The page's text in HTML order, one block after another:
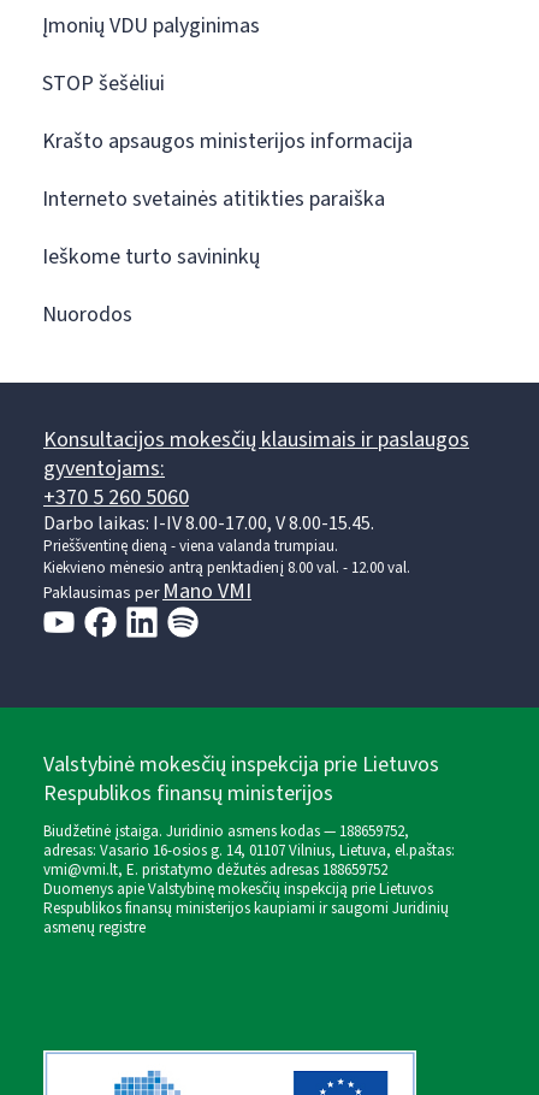
Įmonių VDU palyginimas
STOP šešėliui
Krašto apsaugos ministerijos informacija
Interneto svetainės atitikties paraiška
Ieškome turto savininkų
Nuorodos
Konsultacijos mokesčių klausimais ir paslaugos
gyventojams:
+370 5 260 5060
Darbo laikas: I-IV 8.00-17.00, V 8.00-15.45.
Prieššventinę dieną - viena valanda trumpiau.
Kiekvieno mėnesio antrą penktadienį 8.00 val. - 12.00 val.
Paklausimas perMano VMI
Valstybinė mokesčių inspekcija prie Lietuvos
Respublikos finansų ministerijos
Biudžetinė įstaiga. Juridinio asmens kodas — 188659752,
adresas: Vasario 16-osios g. 14, 01107 Vilnius, Lietuva, el.paštas:
vmi@vmi.lt, E. pristatymo dėžutės adresas 188659752
Duomenys apie Valstybinę mokesčių inspekciją prie Lietuvos
Respublikos finansų ministerijos kaupiami ir saugomi Juridinių
asmenų registre